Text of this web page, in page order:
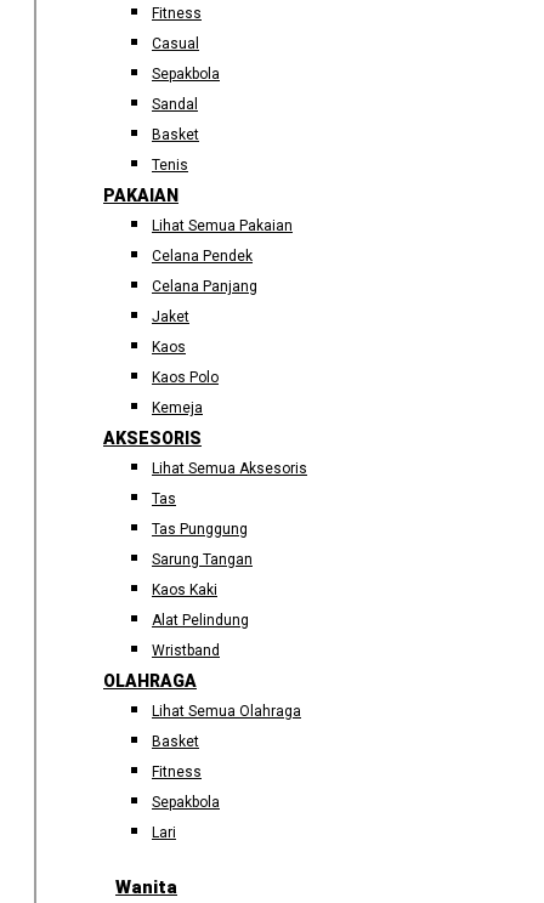
Fitness
Casual
Sepakbola
Sandal
Basket
Tenis
PAKAIAN
Lihat Semua Pakaian
Celana Pendek
Celana Panjang
Jaket
Kaos
Kaos Polo
Kemeja
AKSESORIS
Lihat Semua Aksesoris
Tas
Tas Punggung
Sarung Tangan
Kaos Kaki
Alat Pelindung
Wristband
OLAHRAGA
Lihat Semua Olahraga
Basket
Fitness
Sepakbola
Lari
Wanita